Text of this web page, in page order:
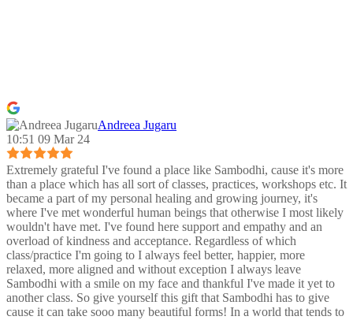
Andreea Jugaru
10:51 09 Mar 24
Extremely grateful I've found a place like Sambodhi, cause it's more
than a place which has all sort of classes, practices, workshops etc. It
became a part of my personal healing and growing journey, it's
where I've met wonderful human beings that otherwise I most likely
wouldn't have met. I've found here support and empathy and an
overload of kindness and acceptance. Regardless of which
class/practice I'm going to I always feel better, happier, more
relaxed, more aligned and without exception I always leave
Sambodhi with a smile on my face and thankful I've made it yet to
another class. So give yourself this gift that Sambodhi has to give
cause it can take sooo many beautiful forms! In a world that tends to